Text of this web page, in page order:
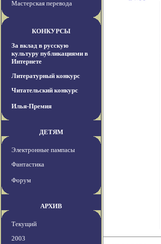
Мастерская перевода
КОНКУРСЫ
За вклад в русскую
культуру публикациями в
Интернете
Литературный конкурс
Читательский конкурс
Илья-Премия
ДЕТЯМ
Электронные пампасы
Фантастика
Форум
АРХИВ
Текущий
2003